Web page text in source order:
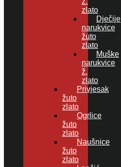
zlato
Dječije
narukvice
žuto
zlato
Muške
narukvice
ž.
zlato
Privjesak
žuto
zlato
Ogrlice
žuto
zlato
Naušnice
žuto
zlato